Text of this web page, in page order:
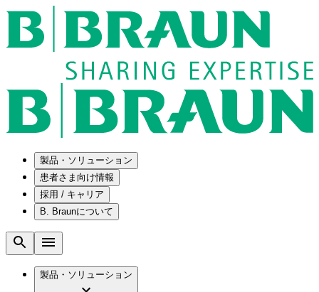
製品・ソリューション
ソリューション
メンテナンスプログラム
国内の修理サービスセンター
患者さま向け情報
腰椎椎間板ヘルニアについて
採用 / キャリア
ビー・ブラウンエースクラップ株式会社の
B. Braunについて
製品・ソリューション